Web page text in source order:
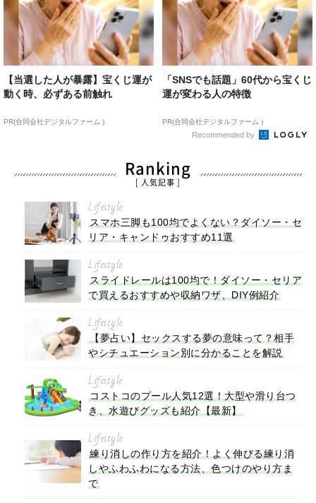
【当選した人が暴露】宝くじ運が
動く時、必ずある前触れ
PR(合同会社デジタルファーム )
「SNSでも話題」60代から宝くじ
運が変わる人の特徴
PR(合同会社デジタルファーム )
Recommended by
Ranking
[ 人気記事 ]
Lifestyle
スマホ三脚も100均でよくない？ダイソー・セ
リア・キャンドゥおすすめ11選
Lifestyle
スライドレールは100均で！ダイソー・セリア
で買えるおすすめや収納ワザ、DIY例紹介
Lifestyle
【夢占い】セックスする夢の意味って？相手
やシチュエーション別に分かることを解説
Lifestyle
コストコのプール人気12選！大型や滑り台つ
き、水遊びグッズも紹介【最新】
Lifestyle
練り消しの作り方を紹介！よく伸びる練り消
しやふわふわになる方法、色つけのやり方ま
で